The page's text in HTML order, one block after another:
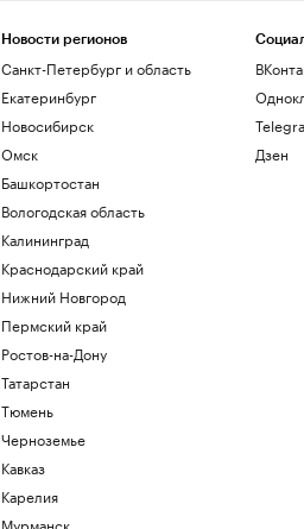
Новости регионов
Санкт-Петербург и область
Екатеринбург
Новосибирск
Омск
Башкортостан
Вологодская область
Калининград
Краснодарский край
Нижний Новгород
Пермский край
Ростов-на-Дону
Татарстан
Тюмень
Черноземье
Кавказ
Карелия
Мурманск
Дзен